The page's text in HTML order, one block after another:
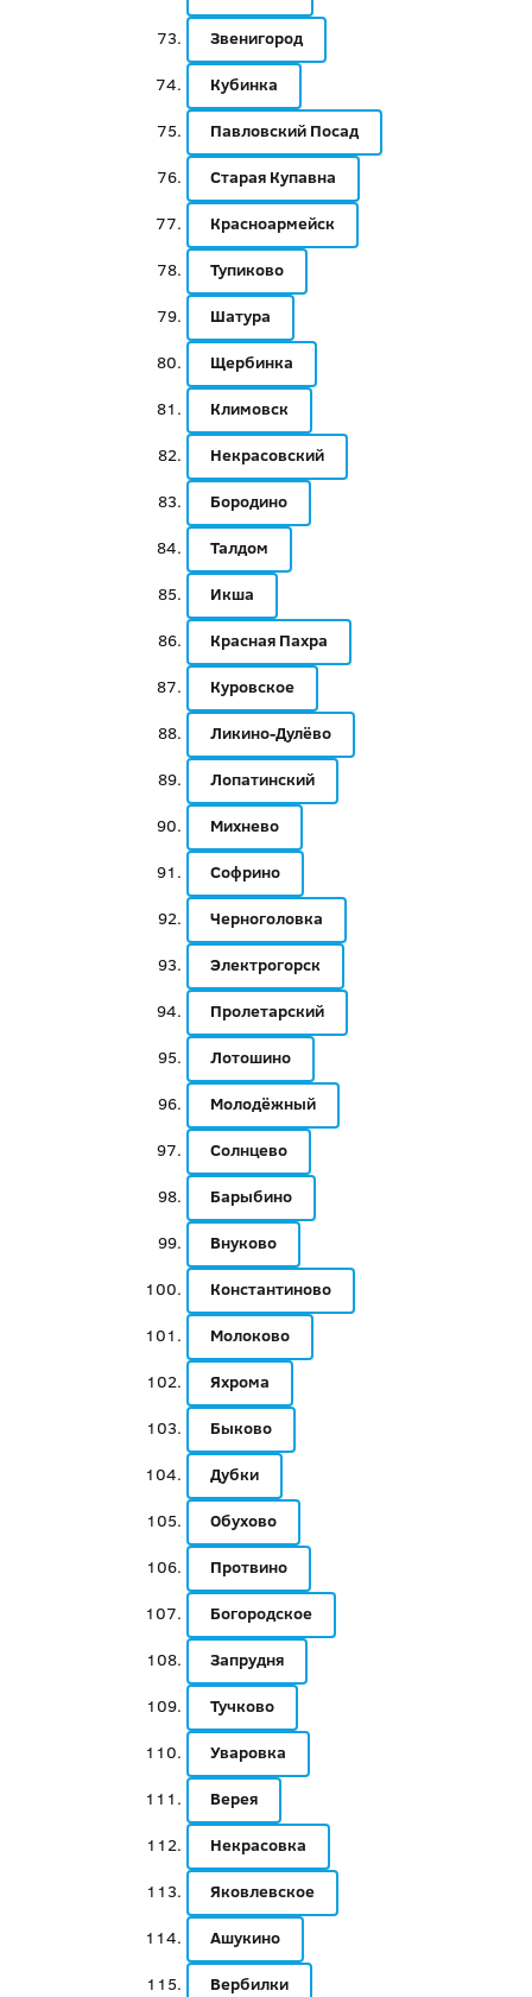
Звенигород
Кубинка
Павловский Посад
Старая Купавна
Красноармейск
Тупиково
Шатура
Щербинка
Климовск
Некрасовский
Бородино
Талдом
Икша
Красная Пахра
Куровское
Ликино-Дулёво
Лопатинский
Михнево
Софрино
Черноголовка
Электрогорск
Пролетарский
Лотошино
Молодёжный
Солнцево
Барыбино
Внуково
Константиново
Молоково
Яхрома
Быково
Дубки
Обухово
Протвино
Богородское
Запрудня
Тучково
Уваровка
Верея
Некрасовка
Яковлевское
Ашукино
Вербилки